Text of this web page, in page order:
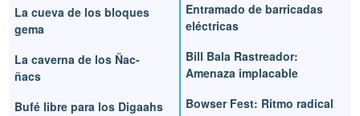
La cueva de los bloques
gema
La caverna de los Ñac-
ñacs
Bufé libre para los Digaahs
Entramado de barricadas
eléctricas
Bill Bala Rastreador:
Amenaza implacable
Bowser Fest: Ritmo radical